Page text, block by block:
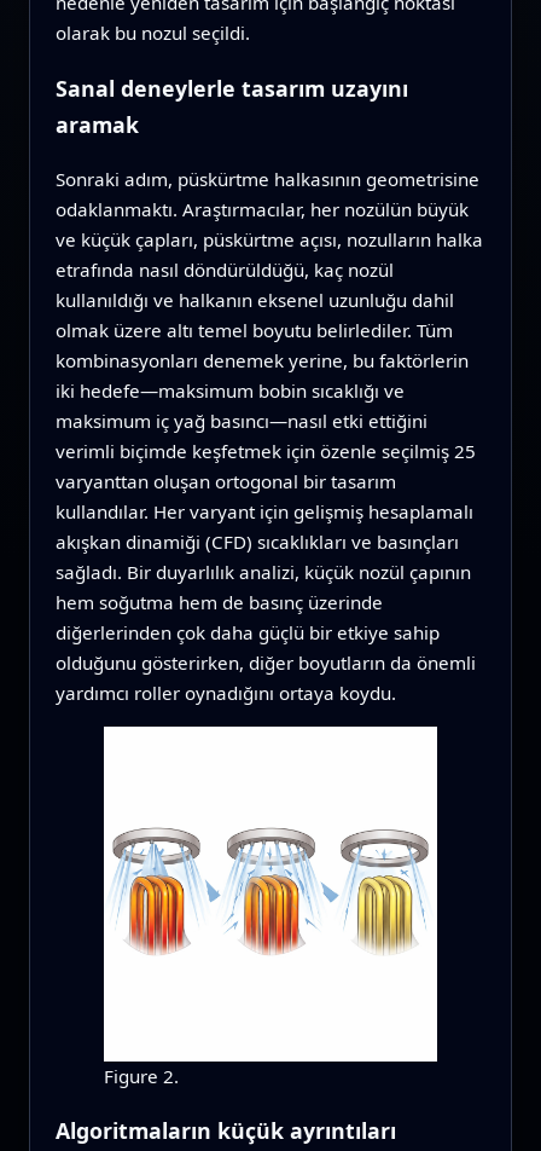
olarak bu nozul seçildi.
Sanal deneylerle tasarım uzayını
aramak
Sonraki adım, püskürtme halkasının geometrisine
odaklanmaktı. Araştırmacılar, her nozülün büyük
ve küçük çapları, püskürtme açısı, nozulların halka
etrafında nasıl döndürüldüğü, kaç nozül
kullanıldığı ve halkanın eksenel uzunluğu dahil
olmak üzere altı temel boyutu belirlediler. Tüm
kombinasyonları denemek yerine, bu faktörlerin
iki hedefe—maksimum bobin sıcaklığı ve
maksimum iç yağ basıncı—nasıl etki ettiğini
verimli biçimde keşfetmek için özenle seçilmiş 25
varyanttan oluşan ortogonal bir tasarım
kullandılar. Her varyant için gelişmiş hesaplamalı
akışkan dinamiği (CFD) sıcaklıkları ve basınçları
sağladı. Bir duyarlılık analizi, küçük nozül çapının
hem soğutma hem de basınç üzerinde
diğerlerinden çok daha güçlü bir etkiye sahip
olduğunu gösterirken, diğer boyutların da önemli
yardımcı roller oynadığını ortaya koydu.
Figure 2.
Algoritmaların küçük ayrıntıları